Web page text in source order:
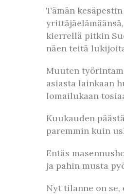
Tämän
kierrellä pitkin
näen teitä
Muuten
asiasta lainkaan
lomailukaan
Kuukauden
paremmin kuin
Entäs
ja pahin musta
Nyt tilanne on